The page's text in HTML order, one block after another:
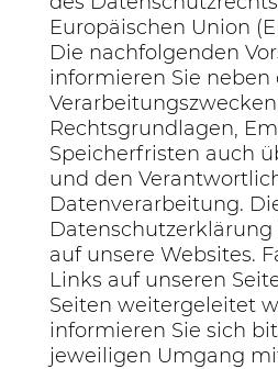
Europäischen Union
Die nachfolgenden
informieren Sie neben
Rechtsgrundlagen,
Speicherfristen auch
und den
Datenverarbeitung.
auf unsere Websites.
Links auf unseren
Seiten weitergeleitet
informieren Sie sich
jeweiligen Umgang